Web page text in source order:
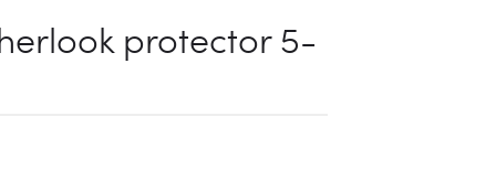
protector 5-